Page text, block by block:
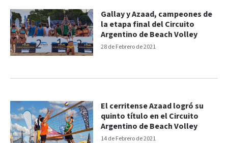
28 de Febrero de 2021
Gallay y Azaad, campeones de
la etapa final del Circuito
Argentino de Beach Volley
14 de Febrero de 2021
El cerritense Azaad logró su
quinto título en el Circuito
Argentino de Beach Volley